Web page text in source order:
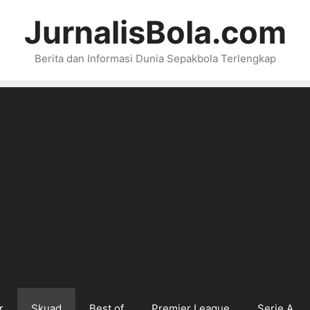
JurnalisBola.com
Berita dan Informasi Dunia Sepakbola Terlengkap